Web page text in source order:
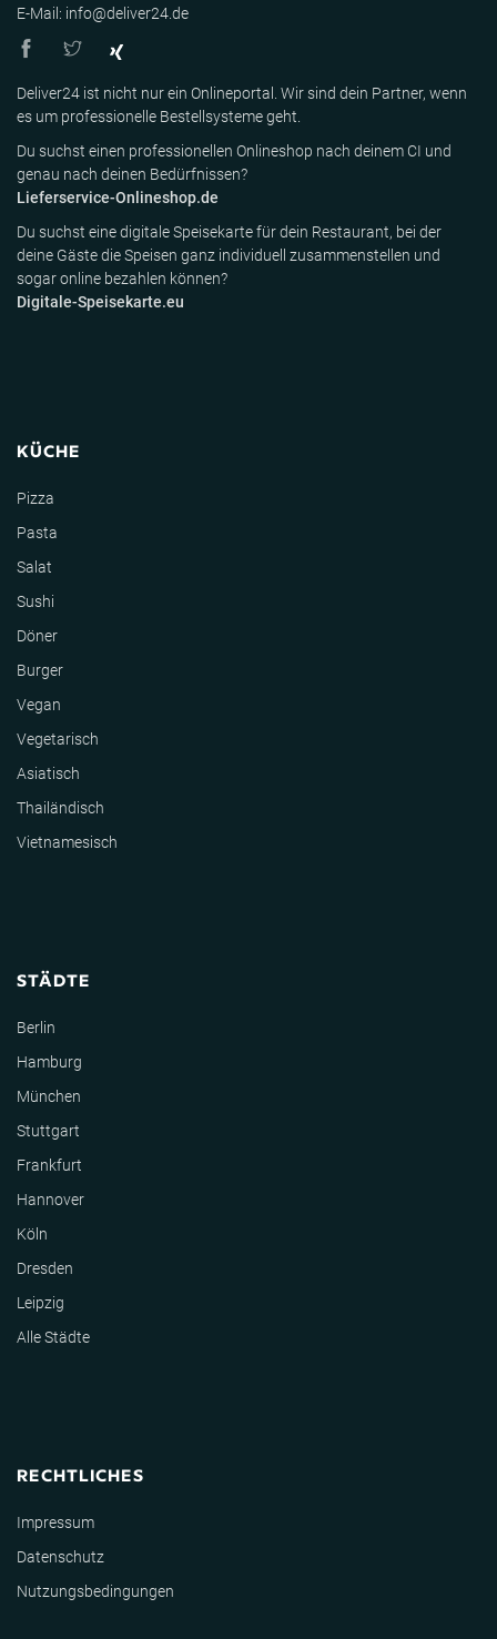
E-Mail: info@deliver24.de
Deliver24 ist nicht nur ein Onlineportal. Wir sind dein Partner, wenn
es um professionelle Bestellsysteme geht.
Du suchst einen professionellen Onlineshop nach deinem CI und
genau nach deinen Bedürfnissen?
Lieferservice-Onlineshop.de
Du suchst eine digitale Speisekarte für dein Restaurant, bei der
deine Gäste die Speisen ganz individuell zusammenstellen und
sogar online bezahlen können?
Digitale-Speisekarte.eu
KÜCHE
Pizza
Pasta
Salat
Sushi
Döner
Burger
Vegan
Vegetarisch
Asiatisch
Thailändisch
Vietnamesisch
STÄDTE
Berlin
Hamburg
München
Stuttgart
Frankfurt
Hannover
Köln
Dresden
Leipzig
Alle Städte
RECHTLICHES
Impressum
Datenschutz
Nutzungsbedingungen